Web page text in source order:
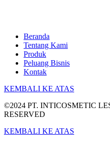
Beranda
Tentang Kami
Produk
Peluang Bisnis
Kontak
KEMBALI KE ATAS
©2024 PT. INTICOSMETIC
RESERVED
KEMBALI KE ATAS